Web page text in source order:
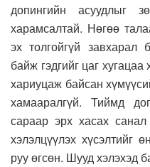
допингийн асуудлыг
харамсалтай. Нөгөө
эх толгойгүй завхарал
байж гэдгийг цаг
хариуцаж байсан
хамааралгүй. Тиймд
сараар эрх хасах
хэлэлцүүлэх хүсэлтийг
руу өгсөн. Шууд хэлэхэд